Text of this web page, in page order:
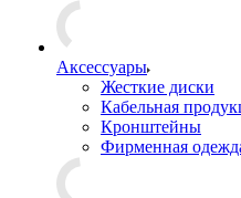
Аксессуары
Жесткие диски
Кабельная
Кронштейны
Фирменная